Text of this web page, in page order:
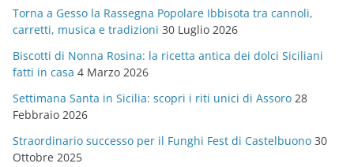
o
r
i
e
Torna a Gesso la Rassegna Popolare Ibbisota tra cannoli,
carretti, musica e tradizioni 30 Luglio 2026
Biscotti di Nonna Rosina: la ricetta antica dei dolci Siciliani
fatti in casa 4 Marzo 2026
Settimana Santa in Sicilia: scopri i riti unici di Assoro 28
Febbraio 2026
Straordinario successo per il Funghi Fest di Castelbuono 30
Ottobre 2025